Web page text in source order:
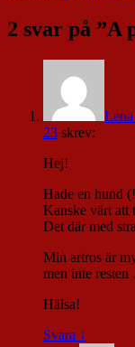
2 svar på ”A
23 skrev:
Hej!
Hade en hund
Kanske värt att
Det där med
Min artros är
men inte
Hälsa!
Svara ↓